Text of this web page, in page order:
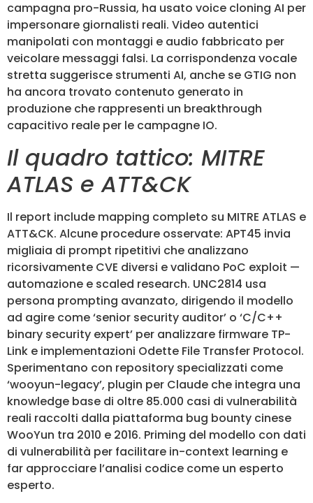
campagna pro-Russia, ha usato voice cloning AI per
impersonare giornalisti reali. Video autentici
manipolati con montaggi e audio fabbricato per
veicolare messaggi falsi. La corrispondenza vocale
stretta suggerisce strumenti AI, anche se GTIG non
ha ancora trovato contenuto generato in
produzione che rappresenti un breakthrough
capacitivo reale per le campagne IO.
Il quadro tattico: MITRE
ATLAS e ATT&CK
Il report include mapping completo su MITRE ATLAS e
ATT&CK. Alcune procedure osservate: APT45 invia
migliaia di prompt ripetitivi che analizzano
ricorsivamente CVE diversi e validano PoC exploit —
automazione e scaled research. UNC2814 usa
persona prompting avanzato, dirigendo il modello
ad agire come ‘senior security auditor’ o ‘C/C++
binary security expert’ per analizzare firmware TP-
Link e implementazioni Odette File Transfer Protocol.
Sperimentano con repository specializzati come
‘wooyun-legacy’, plugin per Claude che integra una
knowledge base di oltre 85.000 casi di vulnerabilità
reali raccolti dalla piattaforma bug bounty cinese
WooYun tra 2010 e 2016. Priming del modello con dati
di vulnerabilità per facilitare in-context learning e
far approcciare l’analisi codice come un esperto
esperto.